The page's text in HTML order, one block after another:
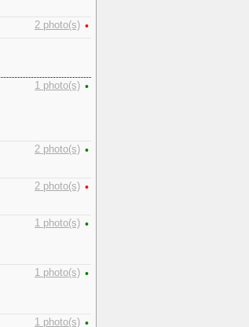
2 photo(s) •
1 photo(s) •
2 photo(s) •
2 photo(s) •
1 photo(s) •
1 photo(s) •
1 photo(s) •